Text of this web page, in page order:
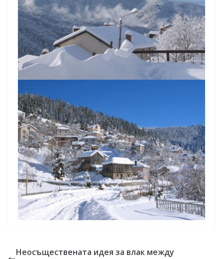
Неосъществената идея за влак между